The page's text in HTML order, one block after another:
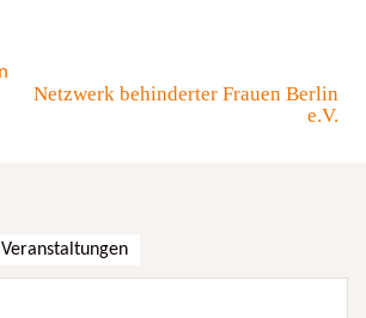
Netzwerk behinderter Frauen Berlin
e.V.
Veranstaltungen